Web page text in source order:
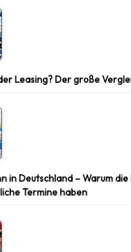
Leasing? Der große
in Deutschland – Warum die
Termine haben